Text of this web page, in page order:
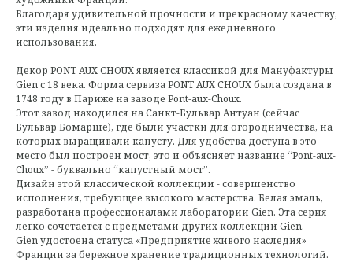
Благодаря удивительной прочности и прекрасному качеству,
эти изделия идеально подходят для ежедневного
использования.
Декор PONT AUX CHOUX является классикой для Мануфактуры
Gien с 18 века. Форма сервиза PONT AUX CHOUX была создана в
1748 году в Париже на заводе Pont-aux-Choux.
Этот завод находился на Санкт-Бульвар Антуан (сейчас
Бульвар Бомарше), где были участки для огородничества, на
которых выращивали капусту. Для удобства доступа в это
место был построен мост, это и объясняет название “Pont-aux-
Choux” - буквально “капустный мост”.
Дизайн этой классической коллекции - совершенство
исполнения, требующее высокого мастерства. Белая эмаль,
разработана профессионалами лаборатории Gien. Эта серия
легко сочетается с предметами других коллекций Gien.
Gien удостоена статуса «Предприятие живого наследия»
Франции за бережное хранение традиционных технологий.